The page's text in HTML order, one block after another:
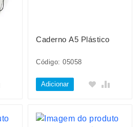
Caderno A5 Plástico
Código: 05058
Adicionar